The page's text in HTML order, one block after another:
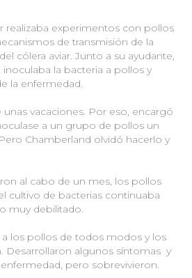
realizaba experimentos con pollos
de transmisión de la
cólera aviar. Junto a su ayudante,
inoculaba la bacteria a pollos y
la enfermedad.
vacaciones. Por eso, encargó
a un grupo de pollos un
Chamberland olvidó hacerlo y
al cabo de un mes, los pollos
cultivo de bacterias continuaba
muy debilitado.
los pollos de todos modos y los
Desarrollaron algunos síntomas y
pero sobrevivieron.